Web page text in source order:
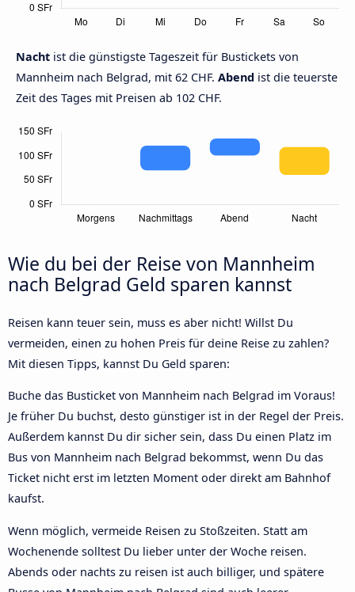
Nacht ist die günstigste Tageszeit für Bustickets von
Mannheim nach Belgrad, mit 62 CHF. Abend ist die teuerste
Zeit des Tages mit Preisen ab 102 CHF.
Wie du bei der Reise von Mannheim
nach Belgrad Geld sparen kannst
Reisen kann teuer sein, muss es aber nicht! Willst Du
vermeiden, einen zu hohen Preis für deine Reise zu zahlen?
Mit diesen Tipps, kannst Du Geld sparen:
Buche das Busticket von Mannheim nach Belgrad im Voraus!
Je früher Du buchst, desto günstiger ist in der Regel der Preis.
Außerdem kannst Du dir sicher sein, dass Du einen Platz im
Bus von Mannheim nach Belgrad bekommst, wenn Du das
Ticket nicht erst im letzten Moment oder direkt am Bahnhof
kaufst.
Wenn möglich, vermeide Reisen zu Stoßzeiten. Statt am
Wochenende solltest Du lieber unter der Woche reisen.
Abends oder nachts zu reisen ist auch billiger, und spätere